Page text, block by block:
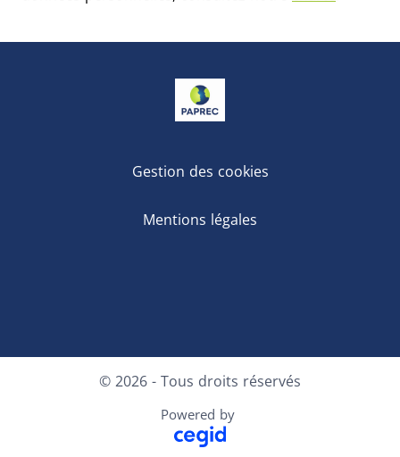
Gestion des cookies
Mentions légales
© 2026 - Tous droits réservés
Powered by